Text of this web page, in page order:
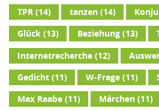
TPR(14) tanzen(14)
Glück(13) Beziehung(13)
Internetrecherche(12)
Gedicht(11) W-Frage(11)
Max Raabe(11) Märchen(11)